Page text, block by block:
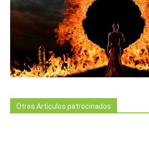
Otros Artículos patrocinados